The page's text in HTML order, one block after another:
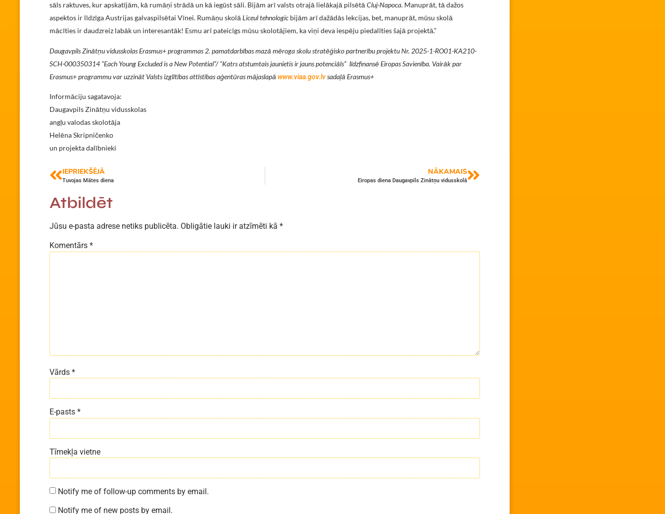
sāls raktuves, kur apskatījām, kā rumāņi strādā un kā iegūst sāli. Bijām arī valsts otrajā lielākajā pilsētā Cluj-Napoca. Manuprāt, tā dažos
aspektos ir līdzīga Austrijas galvaspilsētai Vīnei. Rumāņu skolā Liceul tehnologic bijām arī dažādās lekcijas, bet, manuprāt, mūsu skolā
mācīties ir daudzreiz labāk un interesantāk! Esmu arī pateicīgs mūsu skolotājiem, ka viņi deva iespēju piedalīties šajā projektā.”
Daugavpils Zinātņu vidusskolas Erasmus+ programmas 2. pamatdarbības mazā mēroga skolu stratēģisko partnerību projektu Nr. 2025-1-RO01-KA210-
SCH-000350314 “Each Young Excluded is a New Potential”/ “Katrs atstumtais jaunietis ir jauns potenciāls” līdzfinansē Eiropas Savienība. Vairāk par
Erasmus+ programmu var uzzināt Valsts izglītības attīstības aģentūras mājaslapā www.viaa.gov.lvsadaļā Erasmus+
Informāciju sagatavoja:
Daugavpils Zinātņu vidusskolas
angļu valodas skolotāja
Helēna Skripničenko
un projekta dalībnieki
IEPRIEKŠĒJĀ
Tuvojas Mātes diena
NĀKAMAIS
Eiropas diena Daugavpils Zinātņu vidusskolā
Atbildēt
Jūsu e-pasta adrese netiks publicēta. Obligātie lauki ir atzīmēti kā *
Komentārs *
Vārds *
E-pasts *
Tīmekļa vietne
Notify me of follow-up comments by email.
Notify me of new posts by email.